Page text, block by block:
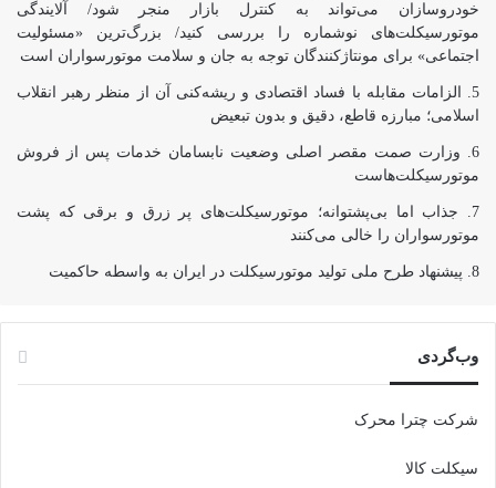
خودروسازان می‌تواند به کنترل بازار منجر شود/ آلایندگی
موتورسیکلت‌های نوشماره را بررسی کنید/ بزرگ‌ترین «مسئولیت
اجتماعی» برای مونتاژکنندگان توجه به جان و سلامت موتورسواران است
الزامات مقابله با فساد اقتصادی و ریشه‌کنی آن از منظر رهبر انقلاب
اسلامی؛ مبارزه قاطع، دقیق و بدون تبعیض
وزارت صمت مقصر اصلی وضعیت نابسامان خدمات پس از فروش
موتورسیکلت‌هاست
جذاب اما بی‌پشتوانه؛ موتورسیکلت‌های پر زرق‌ و برقی که پشت
موتورسواران را خالی می‌کنند
پیشنهاد طرح ملی تولید موتورسیکلت در ایران به واسطه حاکمیت
وب‌گردی
شرکت چترا محرک
سیکلت کالا